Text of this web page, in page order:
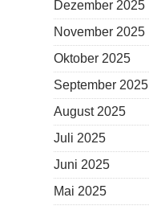
Dezember 2025
November 2025
Oktober 2025
September 2025
August 2025
Juli 2025
Juni 2025
Mai 2025